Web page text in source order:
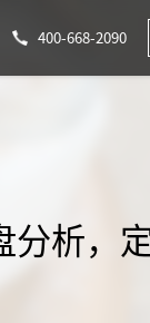
400-668-2090
析，